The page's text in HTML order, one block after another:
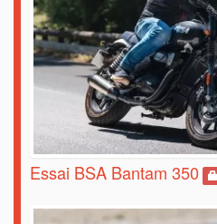
Essai BSA Bantam 350